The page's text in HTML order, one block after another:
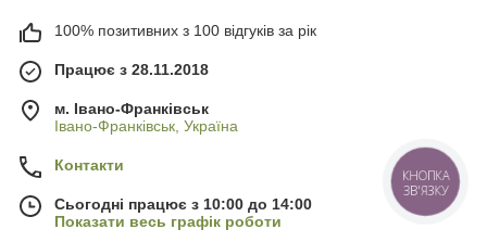
100% позитивних з 100 відгуків за рік
Працює з 28.11.2018
м. Івано-Франківськ
Івано-Франківськ, Україна
Контакти
Сьогодні працює з 10:00 до 14:00
Показати весь графік роботи
КНОПКА
ЗВ'ЯЗКУ